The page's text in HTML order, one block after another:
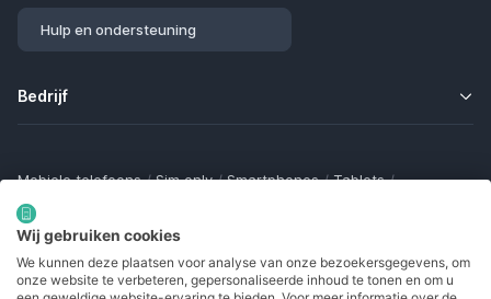
Hulp en ondersteuning
Bedrijf
Mobiele telefoons / Sim only / Smartphones / Tablets /
Smartwatches
Bluetooth trackers / Opladers
Samsung Galaxy
Gamingtelefoons / Foldables / Robuuste telefoons /
Seniorentelefoons Waterdichte telefoons Refurbished
Wij gebruiken cookies
We kunnen deze plaatsen voor analyse van onze bezoekersgegevens, om
onze website te verbeteren, gepersonaliseerde inhoud te tonen en om u